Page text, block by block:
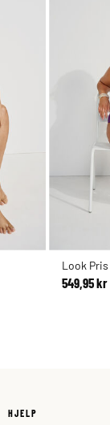
Look Pris
549,95 kr
HJELP